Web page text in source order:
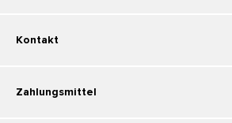
Kontakt
Zahlungsmittel